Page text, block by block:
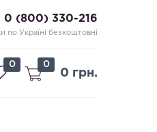
0 (800) 330-216
по Україні безкоштовні
0 0
0 грн.